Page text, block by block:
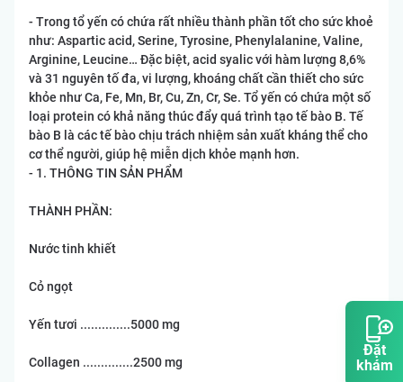
Đặt
khám
- Trong tổ yến có chứa rất nhiều thành phần tốt cho sức khoẻ
như: Aspartic acid, Serine, Tyrosine, Phenylalanine, Valine,
Arginine, Leucine… Đặc biệt, acid syalic với hàm lượng 8,6%
và 31 nguyên tố đa, vi lượng, khoáng chất cần thiết cho sức
khỏe như Ca, Fe, Mn, Br, Cu, Zn, Cr, Se. Tổ yến có chứa một số
loại protein có khả năng thúc đẩy quá trình tạo tế bào B. Tế
bào B là các tế bào chịu trách nhiệm sản xuất kháng thể cho
cơ thể người, giúp hệ miễn dịch khỏe mạnh hơn.
- 1. THÔNG TIN SẢN PHẨM
THÀNH PHẦN:
Nước tinh khiết
Cỏ ngọt
Yến tươi ..............5000 mg
Collagen ..............2500 mg